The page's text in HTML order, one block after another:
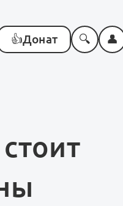
👍Донат 🔍 👤